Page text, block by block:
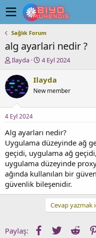
Sağlık Forum
alg ayarlari nedir ?
K
n
u
y
b
a
ş
l
a
t
a
n
Ilayda
B
ş
a
ç
a
r
i
h
i
4 Eyl 2024
Ilayda
New member
4 Eyl 2024
Alg ayarları nedir?
Uygulama düzeyinde ağ
geçidi, uygulama ağ
uygulama düzeyinde
ağında kullanılan bir
güvenlik bileşenidir.
Cevap yazmak
Paylaş: Facebook
Twitter